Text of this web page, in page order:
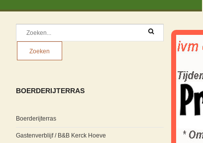
BOERDERIJTERRAS
Boerderijterras
Gastenverblijf / B&B Kerck Hoeve